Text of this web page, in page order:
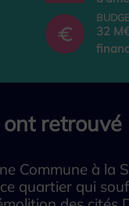
32
ont retrouvé
Commune à
quartier qui